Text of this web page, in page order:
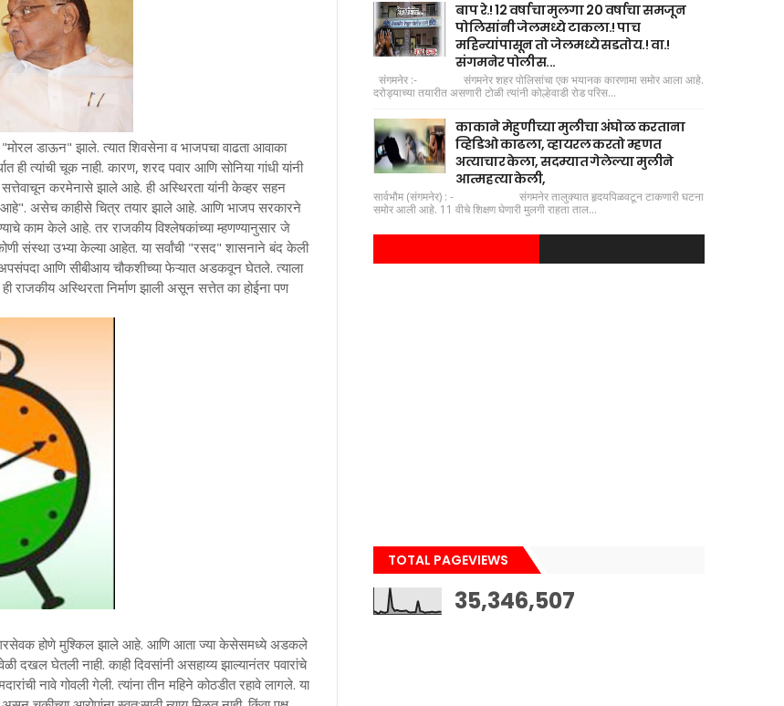
डाऊन" झाले. त्यात शिवसेना व भाजपचा वाढता आवाका
ही त्यांची चूक नाही. कारण, शरद पवार आणि सोनिया गांधी यांनी
सत्तेवाचून करमेनासे झाले आहे. ही अस्थिरता यांनी केव्हर सहन
आहे". असेच काहीसे चित्र तयार झाले आहे. आणि भाजप सरकारने
काम केले आहे. तर राजकीय विश्लेषकांच्या म्हणण्यानुसार जे
संस्था उभ्या केल्या आहेत. या सर्वांची "रसद" शासनाने बंद केली
आणि सीबीआय चौकशीच्या फेऱ्यात अडकवून घेतले. त्याला
राजकीय अस्थिरता निर्माण झाली असून सत्तेत का होईना पण
होणे मुश्किल झाले आहे. आणि आता ज्या केसेसमध्ये अडकले
दखल घेतली नाही. काही दिवसांनी असहाय्य झाल्यानंतर पवारांचे
नावे गोवली गेली. त्यांना तीन महिने कोठडीत रहावे लागले. या
बाप रे.! 12 वर्षाचा मुलगा 20 वर्षाचा समजून
पोलिसांनी जेलमध्ये टाकला.! पाच
महिन्यांपासून तो जेलमध्ये सडतोय.! वा.!
संगमनेर पोलीस...
संगमनेर :- संगमनेर शहर पोलिसांचा एक भयानक कारणामा समोर आला आहे.
दरोड्याच्या तयारीत असणारी टोळी त्यांनी कोल्हेवाडी रोड परिस...
काकाने मेहुणीच्या मुलीचा अंघोळ करताना
व्हिडिओ काढला, व्हायरल करतो म्हणत
अत्याचार केला, सदम्यात गेलेल्या मुलीने
आत्महत्या केली,
सार्वभौम (संगमनेर) : - संगमनेर तालुक्यात हृदयपिळवटून टाकणारी घटना
समोर आली आहे. 11 वीचे शिक्षण घेणारी मुलगी राहता ताल...
TOTAL PAGEVIEWS
35,346,507